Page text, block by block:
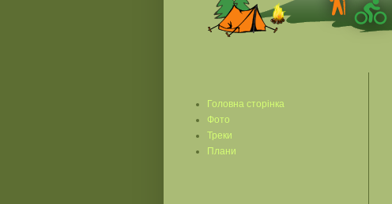
Головна сторінка
Фото
Треки
Плани